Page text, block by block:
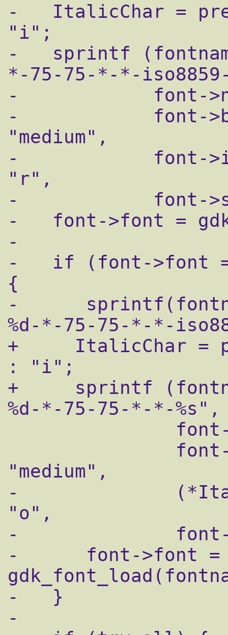
-   ItalicChar =
"i";
-   sprintf
*-75-75-*-*-
-            font-
-            font-
"medium",
-            font-
"r",
-            font-
-   font->font =
-
-   if (font->font
{
-
%d-*-75-75-*-*-
+     ItalicChar =
: "i";
+     sprintf
%d-*-75-75-*-*-%s",
"medium",
-
"o",
-              font-
-      font->font =
-   }
-